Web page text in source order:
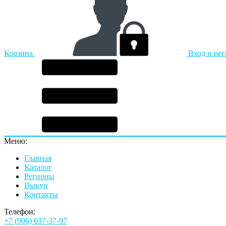
Корзина Вход и
Меню:
Главная
Каталог
Регионы
Выкуп
Контакты
Телефон:
+7 (906) 637-37-97